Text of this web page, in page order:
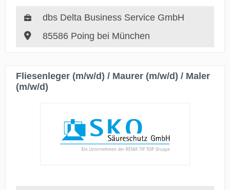
dbs Delta Business Service GmbH
85586 Poing bei München
Fliesenleger (m/w/d) / Maurer (m/w/d) / Maler
(m/w/d)